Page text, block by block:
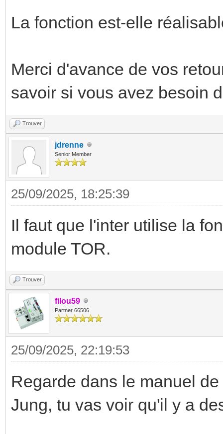
La fonction est-elle
Merci d'avance de vos
savoir si vous avez besoin
Trouver
jdrenne
Senior Member
25/09/2025, 18:25:39
Il faut que l'inter utilise la
module TOR.
Trouver
filou59
Partner 66506
25/09/2025, 22:19:53
Regarde dans le manuel
Jung, tu vas voir qu'il y a